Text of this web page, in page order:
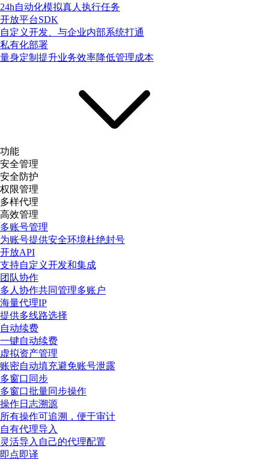
24h自动化模拟真人执行任务
开放平台SDK
自定义开发、与企业内部系统打通
私有化部署
量身定制提升业务效率降低管理成本
功能
安全管理
安全防护
权限管理
多样代理
高效管理
多账号管理
为账号提供安全环境杜绝封号
开放API
支持自定义开发和集成
团队协作
多人协作共同管理多账户
海量代理IP
提供多线路选择
自动续费
一键自动续费
虚拟资产管理
账密自动填充避免账号泄露
多窗口同步
多窗口批量同步操作
操作日志溯源
所有操作可追溯，便于审计
自有代理导入
灵活导入自己的代理配置
即点即译